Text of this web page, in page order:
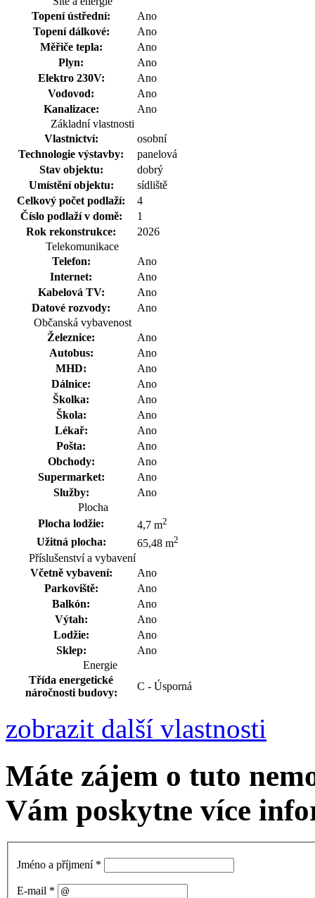
Topení ústřední:
Ano
Topení dálkové:
Ano
Měřiče tepla:
Ano
Plyn:
Ano
Elektro 230V:
Ano
Vodovod:
Ano
Kanalizace:
Ano
Základní vlastnosti
Vlastnictví:
osobní
Technologie výstavby:
panelová
Stav objektu:
dobrý
Umístění objektu:
sídliště
Celkový počet podlaží:
4
Číslo podlaží v domě:
1
Rok rekonstrukce:
2026
Telekomunikace
Telefon:
Ano
Internet:
Ano
Kabelová TV:
Ano
Datové rozvody:
Ano
Občanská vybavenost
Železnice:
Ano
Autobus:
Ano
MHD:
Ano
Dálnice:
Ano
Školka:
Ano
Škola:
Ano
Lékař:
Ano
Pošta:
Ano
Obchody:
Ano
Supermarket:
Ano
Služby:
Ano
Plocha
Plocha lodžie:
4,7 m2
Užitná plocha: 65,48 m2
Příslušenství a vybavení
Včetně vybavení:
Ano
Parkoviště:
Ano
Balkón:
Ano
Výtah:
Ano
Lodžie:
Ano
Sklep:
Ano
Energie
Třída energetické
náročnosti budovy:
C - Úsporná
zobrazit další vlastnosti
Máte zájem o tuto
Vám poskytne více
Jméno a příjmení *
E-mail *